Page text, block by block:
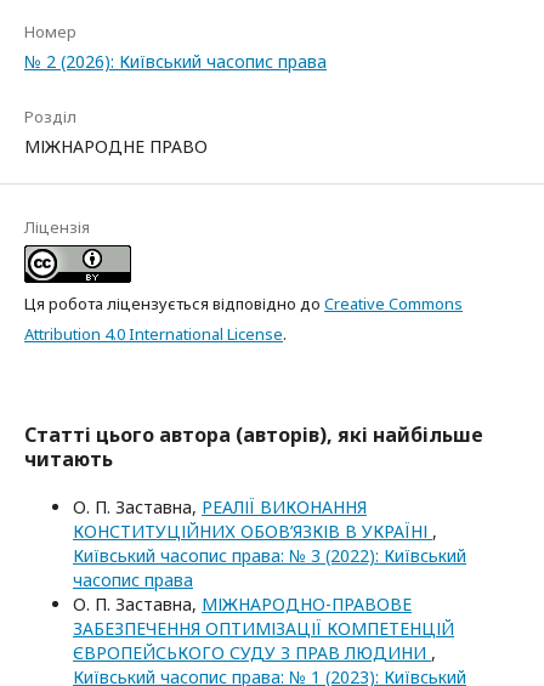
Номер
№ 2 (2026): Київський часопис права
Розділ
МІЖНАРОДНЕ ПРАВО
Ліцензія
Ця робота ліцензується відповідно до Creative Commons
Attribution 4.0 International License.
Статті цього автора (авторів), які найбільше
читають
О. П. Заставна, РЕАЛІЇ ВИКОНАННЯ
КОНСТИТУЦІЙНИХ ОБОВ’ЯЗКІВ В УКРАЇНІ ,
Київський часопис права: № 3 (2022): Київський
часопис права
О. П. Заставна, МІЖНАРОДНО-ПРАВОВЕ
ЗАБЕЗПЕЧЕННЯ ОПТИМІЗАЦІЇ КОМПЕТЕНЦІЙ
ЄВРОПЕЙСЬКОГО СУДУ З ПРАВ ЛЮДИНИ ,
Київський часопис права: № 1 (2023): Київський